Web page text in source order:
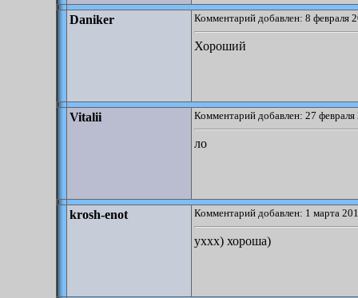
Daniker Комментарий добавлен: 8 февраля
Хороший
Vitalii Комментарий добавлен: 27
ло
krosh-enot Комментарий добавлен: 1 марта
уххх) хороша)